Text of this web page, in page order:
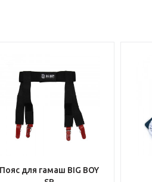
Пояс для гамаш BIG BOY